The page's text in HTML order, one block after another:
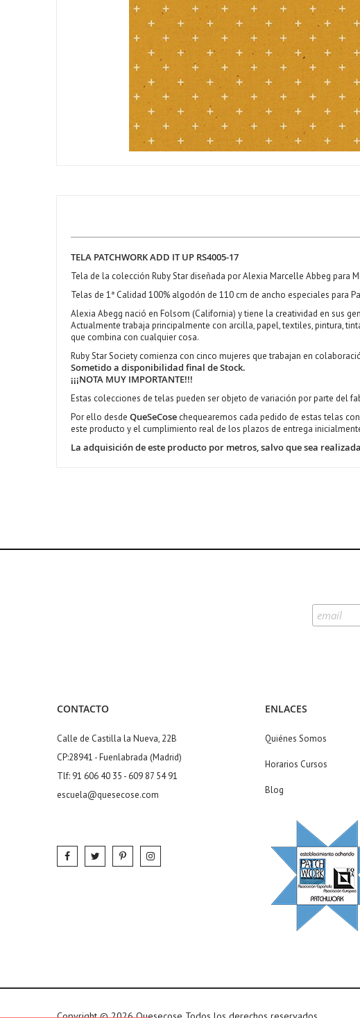
TELA PATCHWORK ADD IT UP RS4005-17
Tela de la colección Ruby Star diseñada por Alexia Marcelle Abbeg para
Telas de 1ª Calidad 100% algodón de 110 cm de ancho especiales para
Alexia Abegg nació en Folsom (California) y tiene la creatividad en sus
Actualmente trabaja principalmente con arcilla, papel, textiles, pintura,
que combina con cualquier cosa.
Ruby Star Society comienza con cinco mujeres que trabajan en
Sometido a disponibilidad final de Stock.
¡¡¡NOTA MUY IMPORTANTE!!!
Estas colecciones de telas pueden ser objeto de variación por parte del
Por ello desde QueSeCose chequearemos cada pedido de estas telas
este producto y el cumplimiento real de los plazos de entrega
La adquisición de este producto por metros, salvo que sea
CONTACTO
Calle de Castilla la Nueva, 22B
CP:28941 - Fuenlabrada (Madrid)
Tlf: 91 606 40 35 - 609 87 54 91
escuela@quesecose.com
ENLACES
Quiénes Somos
Horarios Cursos
Blog